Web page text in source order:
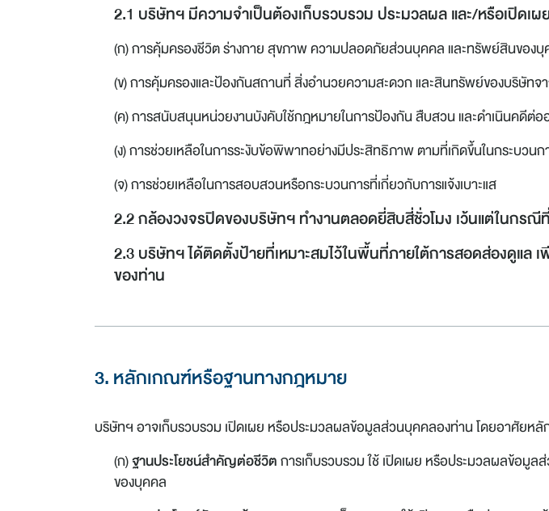
2.1 บริษัทฯ มีความจำเป็นต้องเก็บรวบรวม ประมวลผล และ/หรือเปิด
(ก) การคุ้มครองชีวิต ร่างกาย สุขภาพ ความปลอดภัยส่วนบุคคล และทรัพย์สินของบุ
(ข) การคุ้มครองและป้องกันสถานที่ สิ่งอำนวยความสะดวก และสินทรัพย์ของบริษัท
(ค) การสนับสนุนหน่วยงานบังคับใช้กฎหมายในการป้องกัน สืบสวน และดำเนินคดีต่
(ง) การช่วยเหลือในการระงับข้อพิพาทอย่างมีประสิทธิภาพ ตามที่เกิดขึ้นในกระบวน
(จ) การช่วยเหลือในการสอบสวนหรือกระบวนการที่เกี่ยวกับการแจ้งเบาะแส
2.2 กล้องวงจรปิดของบริษัทฯ ทำงานตลอดยี่สิบสี่ชั่วโมง เว้นแต่ในกร
2.3 บริษัทฯ ได้ติดตั้งป้ายที่เหมาะสมไว้ในพื้นที่ภายใต้การสอดส่องดูแล
ของท่าน
3. หลักเกณฑ์หรือฐานทางกฎหมาย
บริษัทฯ อาจเก็บรวบรวม เปิดเผย หรือประมวลผลข้อมูลส่วนบุคคลองท่าน โดยอาศัยห
(ก)ฐานประโยชน์สำคัญต่อชีวิตการเก็บรวบรวม ใช้ เปิดเผย หรือประมวลผลข้อมู
ของบุคคล